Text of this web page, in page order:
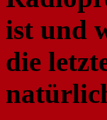
ist und
die